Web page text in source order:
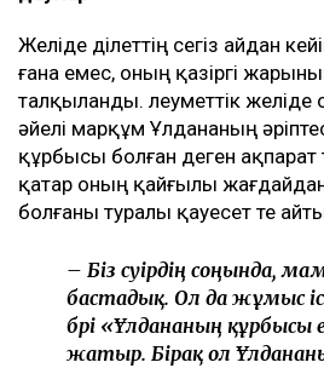
танысқанын қаладық.
болуға құқығы бар.
жыл күту керек» деп
ең бастысы – баламды
күйде көру болды, – деді
Ұлдана қайтыс болғаннан
Желіде Әділеттің сегіз айдан
ғана емес, оның қазіргі
талқыланды. Әлеуметтік желіде